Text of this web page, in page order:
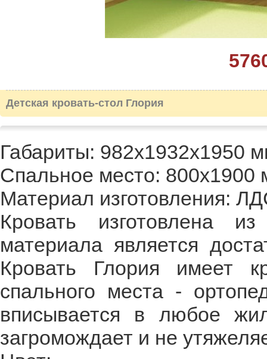
Детская кровать-стол Глория
Габариты: 982х1932х1950
Спальное место: 800х1900
Материал изготовления:
Кровать изготовлена
материала является
Кровать Глория имеет
спального места -
вписывается в любое
загромождает и не